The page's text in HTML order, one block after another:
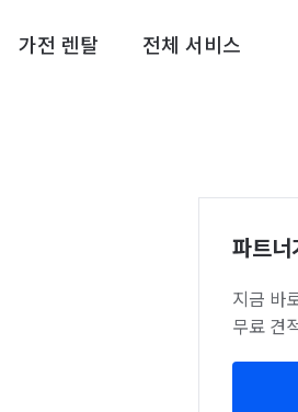
가전 렌탈 전체 서비스
파트
지금 바
무료 견